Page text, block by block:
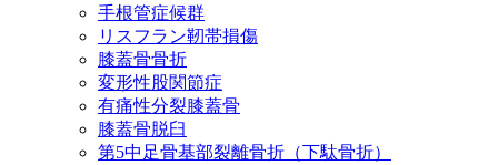
手根管症候群
リスフラン靭帯損傷
膝蓋骨骨折
変形性股関節症
有痛性分裂膝蓋骨
膝蓋骨脱臼
第5中足骨基部裂離骨折（下駄骨折）